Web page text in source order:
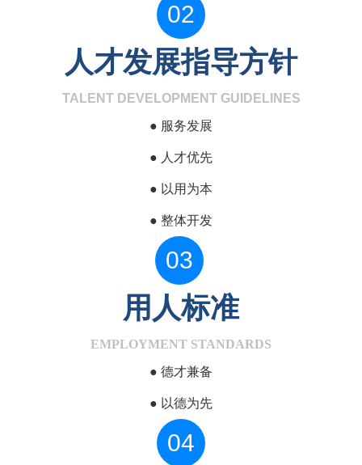
02
人才发展指导方针
TALENT DEVELOPMENT GUIDELINES
● 服务发展
● 人才优先
● 以用为本
● 整体开发
03
用人标准
EMPLOYMENT STANDARDS
● 德才兼备
● 以德为先
04